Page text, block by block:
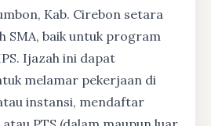
Kab. Cirebon setara
SMA, baik untuk program
Ijazah ini dapat
melamar pekerjaan di
instansi, mendaftar